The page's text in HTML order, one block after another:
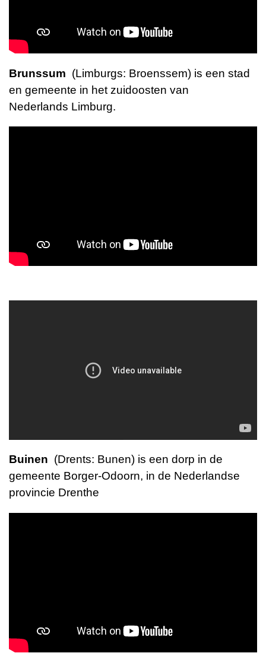
Brunssum (Limburgs: Broenssem) is een stad
en gemeente in het zuidoosten van
Nederlands Limburg.
Buinen (Drents: Bunen) is een dorp in de
gemeente Borger-Odoorn, in de Nederlandse
provincie Drenthe